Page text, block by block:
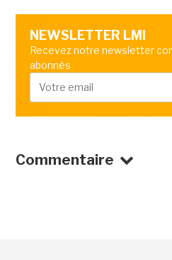
NEWSLETTER LMI
Recevez notre newsletter
abonnés
Commentaire